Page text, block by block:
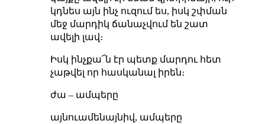
կդնես այն ինչ ուզում ես, իսկ շփման
մեջ մարդիկ ճանաչվում են շատ
ավելի լավ։
Իսկ ինչքա՜ն էր պետք մարդու հետ
չաթվել որ հասկանալ իրեն։
ժա – ամպերը
այնուամենայնիվ, ամպերը